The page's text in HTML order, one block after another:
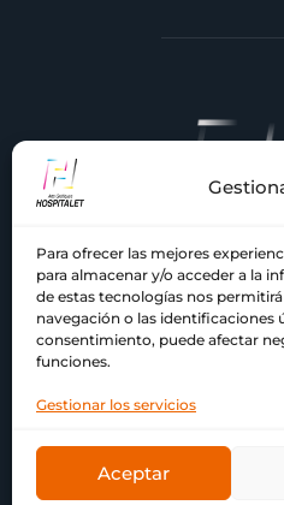
Para ofrecer las mejores
para almacenar y/o acceder a la
de estas tecnologías nos
navegación o las identificaciones
consentimiento, puede afectar
funciones.
Gestionar los servicios
Aceptar
En
décadas
en el
Nuestra